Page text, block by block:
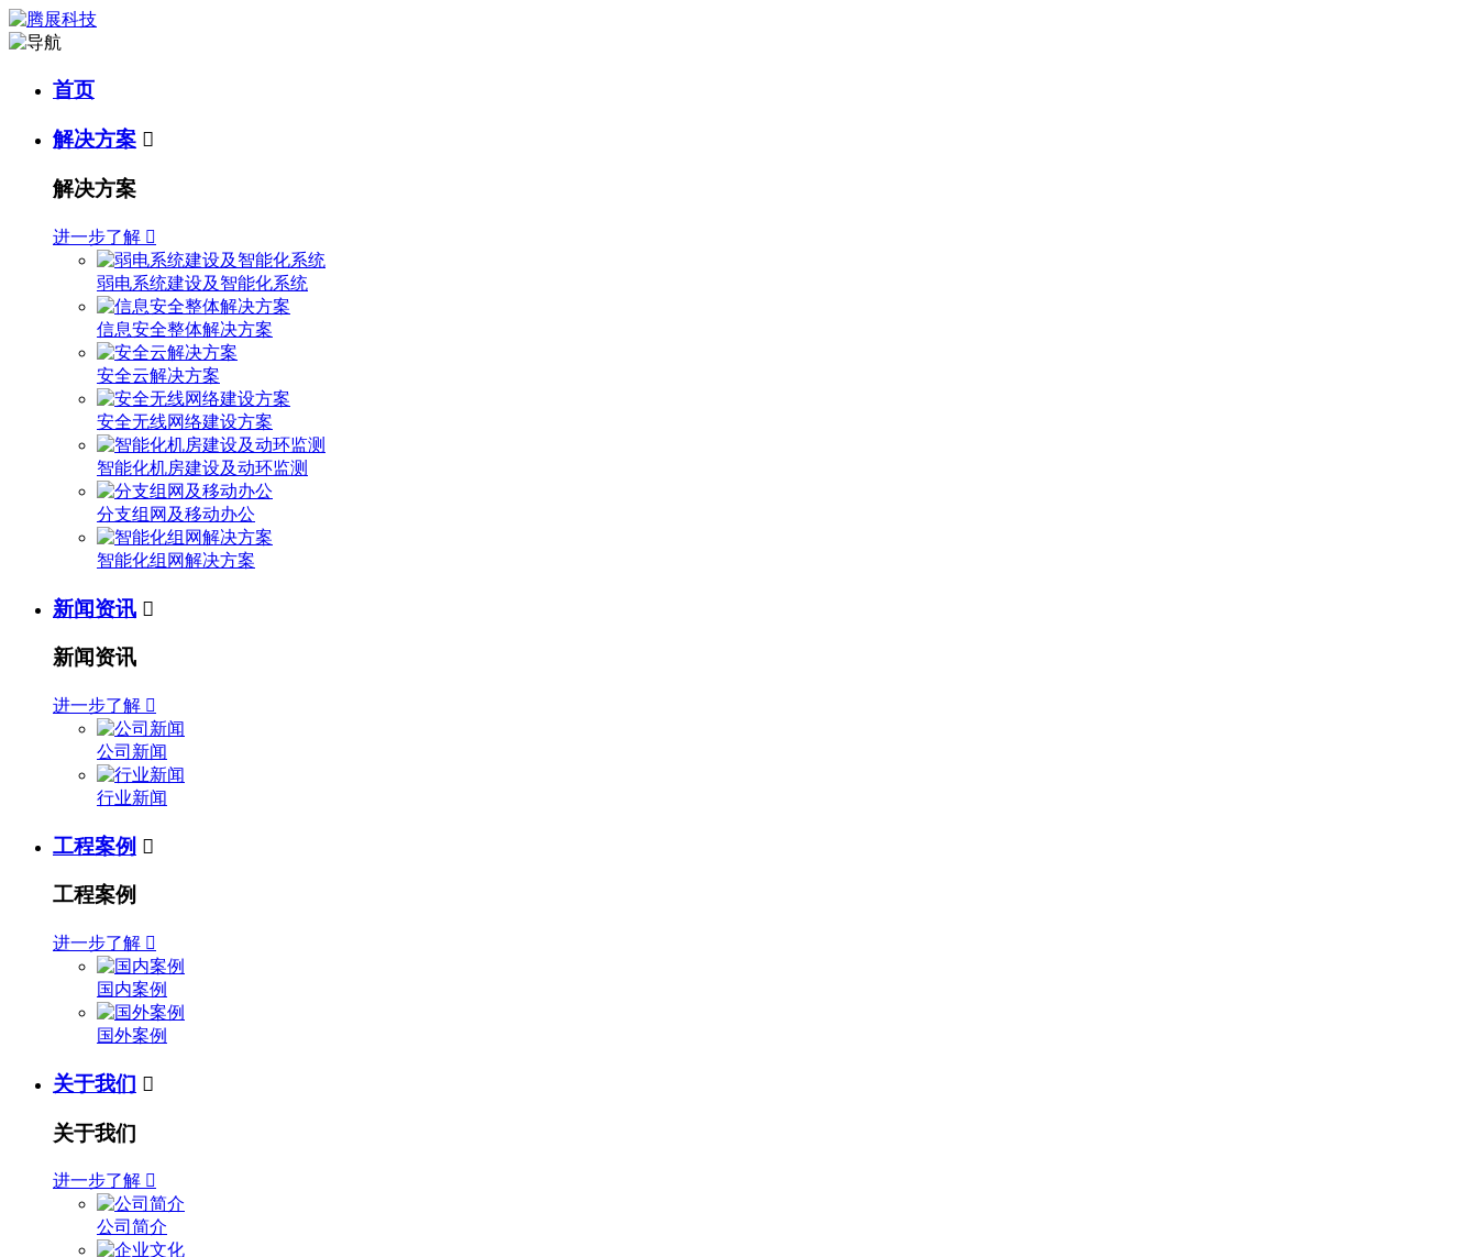
首页
解决方案 
解决方案
进一步了解 
弱电系统建设及智能化系统
信息安全整体解决方案
安全云解决方案
安全无线网络建设方案
智能化机房建设及动环监测
分支组网及移动办公
智能化组网解决方案
新闻资讯 
新闻资讯
进一步了解 
公司新闻
行业新闻
工程案例 
工程案例
进一步了解 
国内案例
国外案例
关于我们 
关于我们
进一步了解 
公司简介